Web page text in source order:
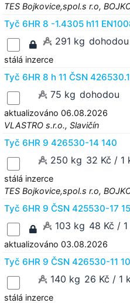
TES Bojkovice,spol.s r.o,
Tyč 6HR 8 -1.4305 h11
291 kg dohodou
stálá inzerce
Tyč 6HR 8 h 11 ČSN
75 kg dohodou
aktualizováno 06.08.2026
VLASTRO s.r.o., Slavičín
Tyč 6HR 9 426530-14 140
250 kg 32 Kč / 1
stálá inzerce
TES Bojkovice,spol.s r.o,
Tyč 6HR 9 ČSN 425530-17
103 kg 48 Kč /
aktualizováno 03.08.2026
Tyč 6HR 9 ČSN 426530-11
140 kg 26 Kč / 1
stálá inzerce